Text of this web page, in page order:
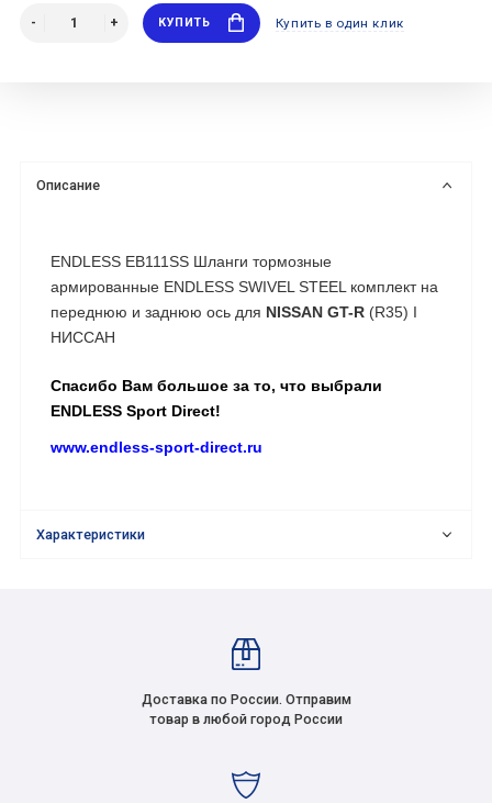
КУПИТЬ Купить в один клик
Описание
ENDLESS EB111SS Шланги тормозные
армированные ENDLESS SWIVEL STEEL комплект на
переднюю и заднюю ось для NISSAN GT-R (R35) I
НИССАН
Спасибо Вам большое за то, что выбрали
ENDLESS Sport Direct!
www.endless-sport-direct.ru
Характеристики
Доставка по России. Отправим
товар в любой город России